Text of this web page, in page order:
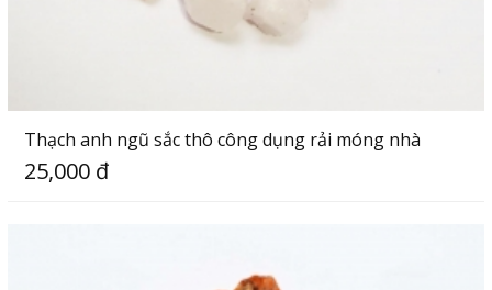
Thạch anh ngũ sắc thô công dụng rải móng nhà
25,000 đ